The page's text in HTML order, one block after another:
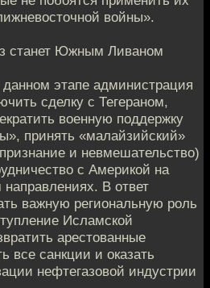
войны».
станет Южным Ливаном
этапе администрация
сделку с Тегераном,
военную поддержку
принять «малайзийский»
и невмешательство)
с Америкой на
В ответ
важную региональную роль
Исламской
арестованные
все санкции и оказать
нефтегазовой индустрии